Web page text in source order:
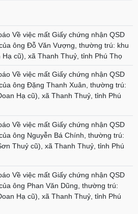
Về việc mất Giấy chứng nhận QSD
ông Đỗ Văn Vượng, thường trú: khu
cũ), xã Thanh Thuỷ, tỉnh Phú Thọ
Về việc mất Giấy chứng nhận QSD
ông Đặng Thanh Xuân, thường trú:
Hạ cũ), xã Thanh Thuỷ, tỉnh Phú
Về việc mất Giấy chứng nhận QSD
ông Nguyễn Bá Chính, thường trú:
Thuỷ cũ), xã Thanh Thuỷ, tỉnh Phú
Về việc mất Giấy chứng nhận QSD
ông Phan Văn Dũng, thường trú:
Hạ cũ), xã Thanh Thuỷ, tỉnh Phú